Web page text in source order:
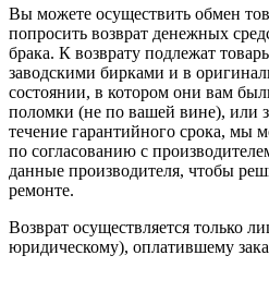
Вы можете осуществить обмен
попросить возврат денежных
брака. К возврату подлежат
заводскими бирками и в
состоянии, в котором они вам
поломки (не по вашей вине), или
течение гарантийного срока, мы
по согласованию с
данные производителя, чтобы
ремонте.
Возврат осуществляется только
юридическому), оплатившему